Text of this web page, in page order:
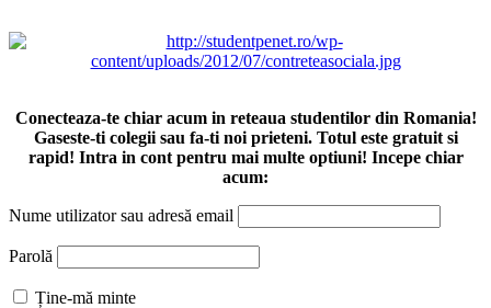
Conecteaza-te chiar acum in reteaua studentilor din Romania!
Gaseste-ti colegii sau fa-ti noi prieteni. Totul este gratuit si
rapid! Intra in cont pentru mai multe optiuni! Incepe chiar
acum:
Nume utilizator sau adresă email
Parolă
Ține-mă minte